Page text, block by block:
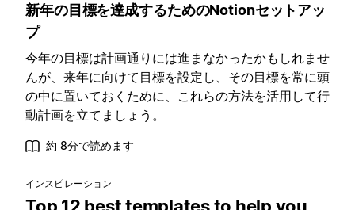
新年の目標を達成するためのNotionセットアッ
プ
今年の目標は計画通りには進まなかったかもしれませ
んが、来年に向けて目標を設定し、その目標を常に頭
の中に置いておくために、これらの方法を活用して行
動計画を立てましょう。
約 8分で読めます
インスピレーション